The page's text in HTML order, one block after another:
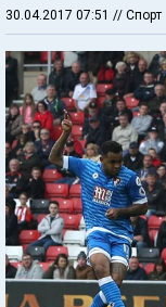
30.04.2017 07:51 // Спорт